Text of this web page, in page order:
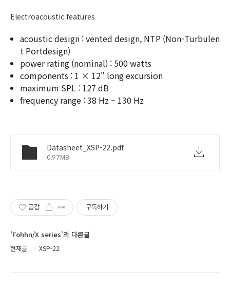
Electroacoustic features
acoustic design : vented design, NTP (Non-Turbulen
t Portdesign)
power rating (nominal) : 500 watts
components : 1 × 12" long excursion
maximum SPL : 127 dB
frequency range : 38 Hz – 130 Hz
Datasheet_XSP-22.pdf
0.97MB
공감 구독하기
'Fohhn/X series'의 다른글
현재글 XSP-22